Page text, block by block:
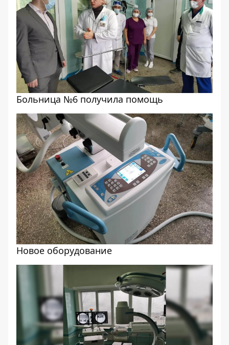
Больница №6 получила помощь
Новое оборудование